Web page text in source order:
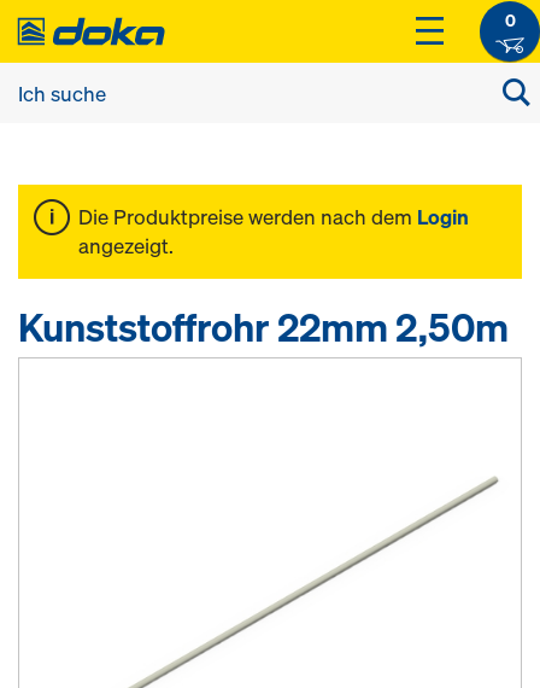
0
Die Produktpreise werden nach dem Login
angezeigt.
Kunststoffrohr 22mm 2,50m